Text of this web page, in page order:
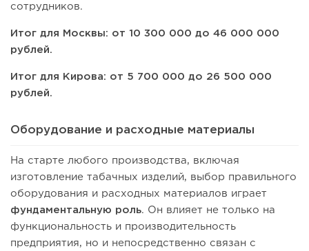
сотрудников.
Итог для Москвы: от 10 300 000 до 46 000 000
рублей.
Итог для Кирова: от 5 700 000 до 26 500 000
рублей.
Оборудование и расходные материалы
На старте любого производства, включая
изготовление табачных изделий, выбор правильного
оборудования и расходных материалов играет
фундаментальную роль. Он влияет не только на
функциональность и производительность
предприятия, но и непосредственно связан с